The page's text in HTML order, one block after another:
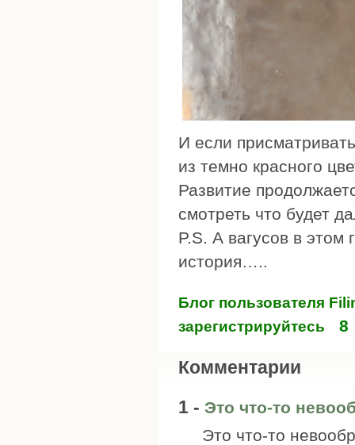
И если
из темно красного
Развитие
смотреть что будет
P.S. А вагусов в этом
история…..
Блог пользователя
зарегистрируйтесь
8
Комментарии
1 - Это что-то
Это что-то